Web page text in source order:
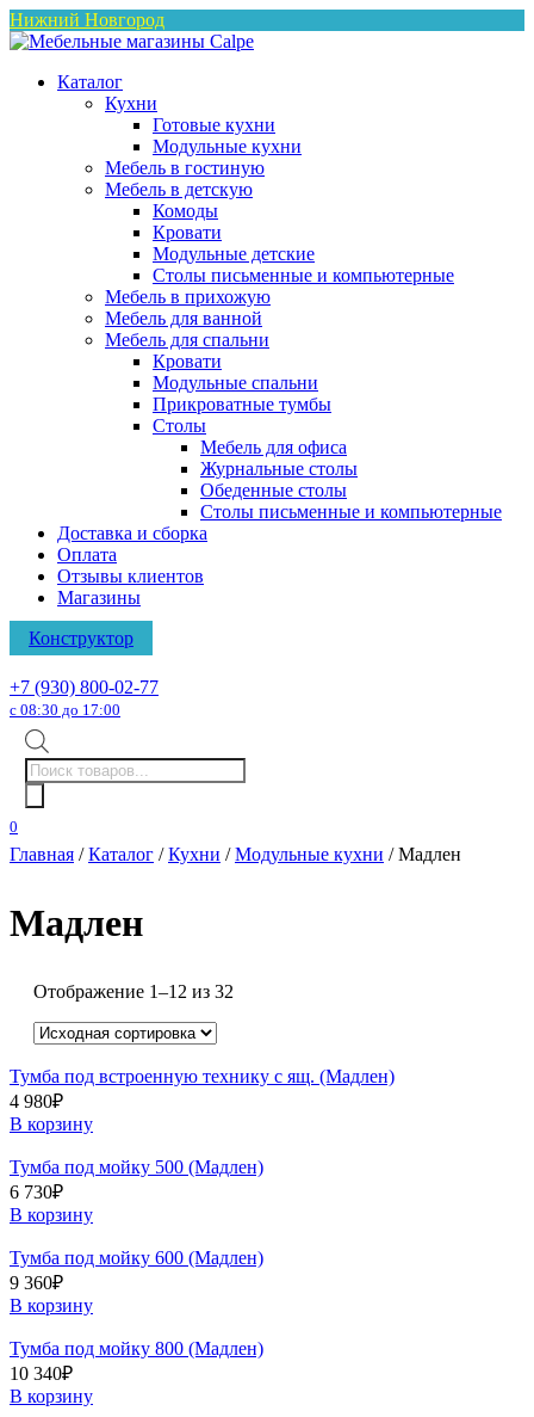
Нижний Новгород
Каталог
Кухни
Готовые кухни
Модульные кухни
Мебель в гостиную
Мебель в детскую
Комоды
Кровати
Модульные детские
Столы письменные и компьютерные
Мебель в прихожую
Мебель для ванной
Мебель для спальни
Кровати
Модульные спальни
Прикроватные тумбы
Столы
Мебель для офиса
Журнальные столы
Обеденные столы
Столы письменные и компьютерные
Доставка и сборка
Оплата
Отзывы клиентов
Магазины
Конструктор
+7 (930) 800-02-77
с 08:30 до 17:00
Поиск
товаров
0
Главная /Каталог /Кухни /Модульные кухни / Мадлен
Мадлен
Отображение 1–12 из 32
Тумба под встроенную технику с ящ. (Мадлен)
4 980₽
В корзину
Тумба под мойку 500 (Мадлен)
6 730₽
В корзину
Тумба под мойку 600 (Мадлен)
9 360₽
В корзину
Тумба под мойку 800 (Мадлен)
10 340₽
В корзину